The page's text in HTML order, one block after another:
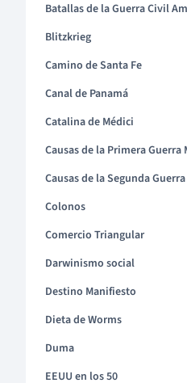
Batallas de la Guerra Civil
Blitzkrieg
Camino de Santa Fe
Canal de Panamá
Catalina de Médici
Causas de la Primera Guerra
Causas de la Segunda
Colonos
Comercio Triangular
Darwinismo social
Destino Manifiesto
Dieta de Worms
Duma
EEUU en los 50